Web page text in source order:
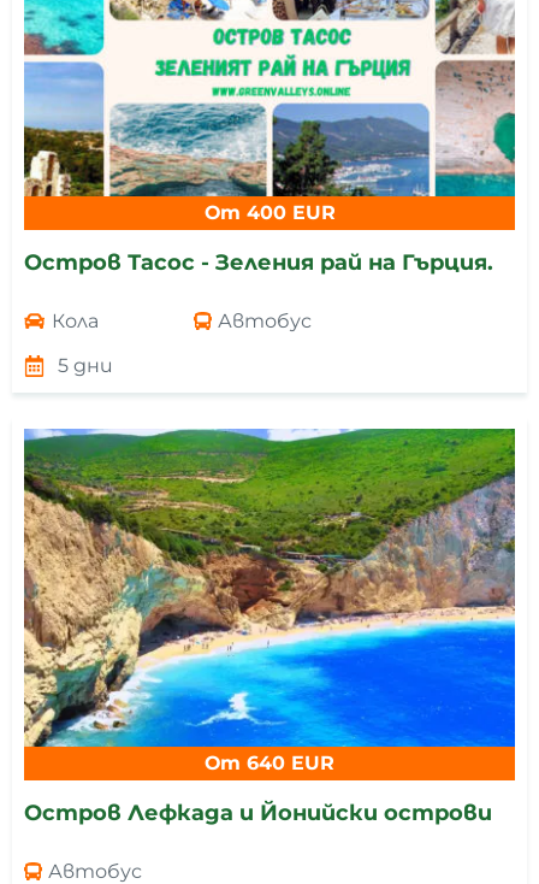
От 400 EUR
Остров Тасос - Зеления рай на Гърция.
Кола
Автобус
5 дни
От 640 EUR
Остров Лефкада и Йонийски острови
Автобус